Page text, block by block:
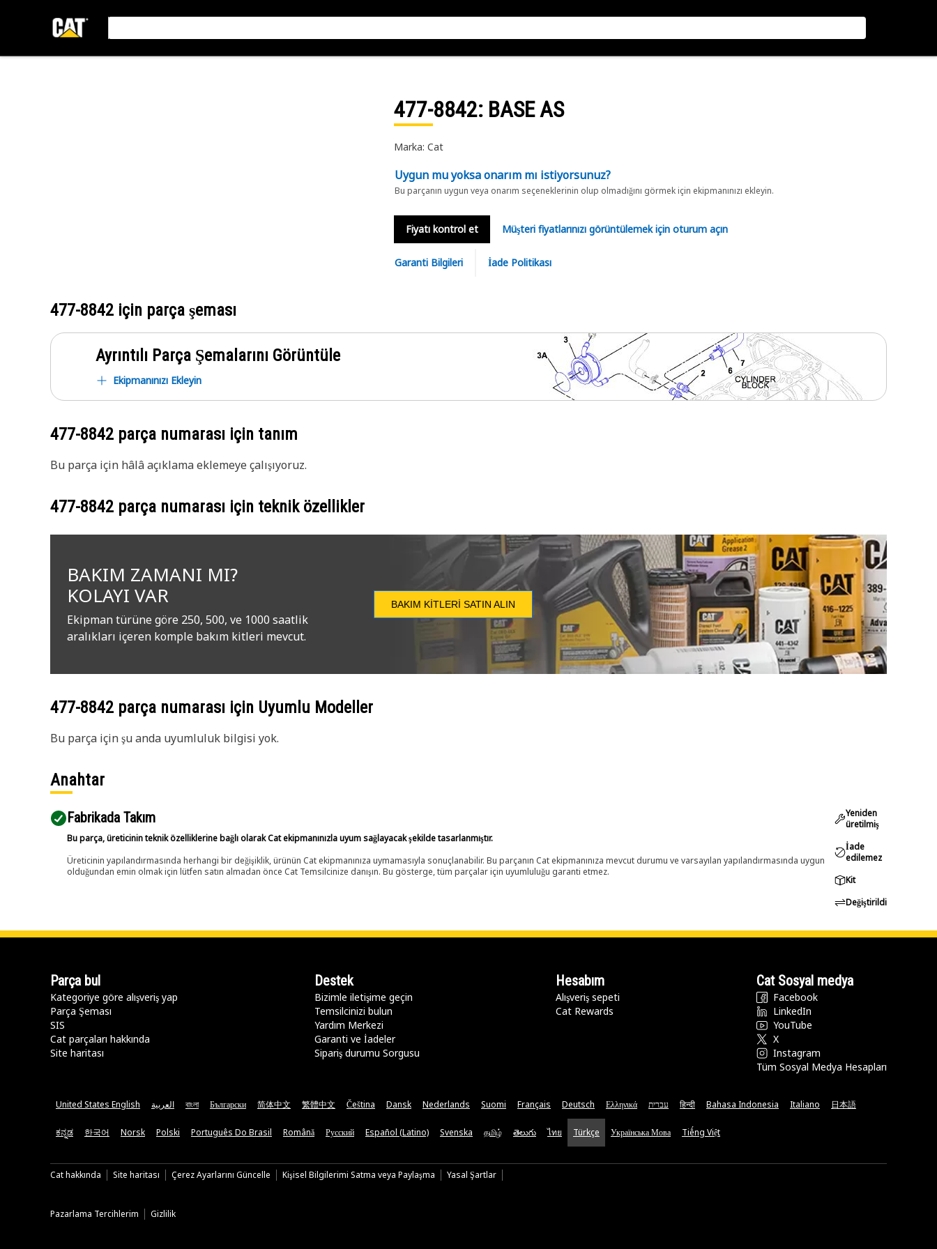
477-8842: BASE AS
Marka: Cat
Uygun mu yoksa onarım mı istiyorsunuz?
Bu parçanın uygun veya onarım seçeneklerinin olup olmadığını görmek için ekipmanınızı ekleyin.
Fiyatı kontrol et Müşteri fiyatlarınızı görüntülemek için oturum açın
Garanti Bilgileri İade Politikası
477-8842 için parça şeması
Ayrıntılı Parça Şemalarını Görüntüle
Ekipmanınızı Ekleyin
477-8842 parça numarası için tanım
Bu parça için hâlâ açıklama eklemeye çalışıyoruz.
477-8842 parça numarası için teknik özellikler
BAKIM ZAMANI MI?
KOLAYI VAR
Ekipman türüne göre 250, 500, ve 1000 saatlik
aralıkları içeren komple bakım kitleri mevcut.
BAKIM KITLERI SATIN ALIN
477-8842 parça numarası için Uyumlu Modeller
Bu parça için şu anda uyumluluk bilgisi yok.
Anahtar
Fabrikada Takım
Bu parça, üreticinin teknik özelliklerine bağlı olarak Cat ekipmanınızla uyum sağlayacak şekilde tasarlanmıştır.
Üreticinin yapılandırmasında herhangi bir değişiklik, ürünün Cat ekipmanınıza uymamasıyla sonuçlanabilir. Bu parçanın Cat ekipmanınıza mevcut durumu ve varsayılan yapılandırmasında uygun
olduğundan emin olmak için lütfen satın almadan önce Cat Temsilcinize danışın. Bu gösterge, tüm parçalar için uyumluluğu garanti etmez.
Yeniden
üretilmiş
İade
edilemez
Kit
Değiştirildi
Parça bul
Kategoriye göre alışveriş yap
Parça Şeması
SIS
Cat parçaları hakkında
Site haritası
Destek
Bizimle iletişime geçin
Temsilcinizi bulun
Yardım Merkezi
Garanti ve İadeler
Sipariş durumu Sorgusu
Hesabım
Alışveriş sepeti
Cat Rewards
Cat Sosyal medya
Facebook
LinkedIn
YouTube
X
Instagram
Tüm Sosyal Medya Hesapları
United States English العربية বাংলা Български 简体中文 繁體中文 Čeština Dansk Nederlands Suomi Français Deutsch Ελληνικά עברית हिन्दी Bahasa Indonesia Italiano 日本語
ಕನ್ನಡ 한국어 Norsk Polski Português Do Brasil Română Русский Español (Latino) Svenska தமிழ் తెలుగు ไทย Türkçe Українська Мова Tiếng Việt
Cat hakkında Site haritası Çerez Ayarlarını Güncelle Kişisel Bilgilerimi Satma veya Paylaşma Yasal Şartlar
Pazarlama Tercihlerim Gizlilik